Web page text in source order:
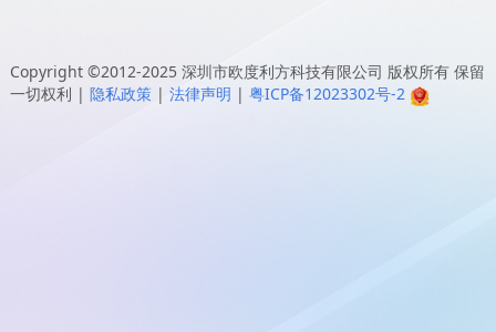
Copyright ©2012-2025 深圳市欧度利方科技有限公司 版权所有 保留
一切权利 | 隐私政策 | 法律声明 | 粤ICP备12023302号-2